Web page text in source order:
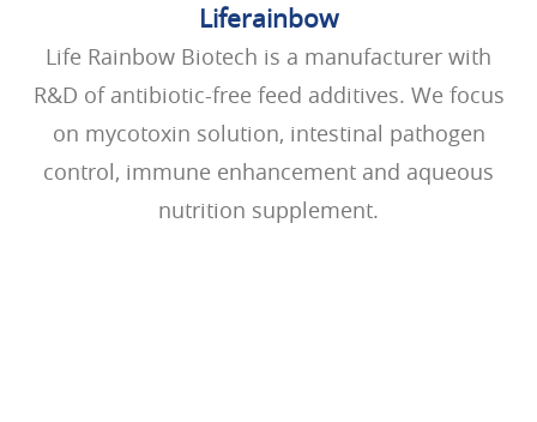
Liferainbow
Life Rainbow Biotech is a manufacturer with
R&D of antibiotic-free feed additives. We focus
on mycotoxin solution, intestinal pathogen
control, immune enhancement and aqueous
nutrition supplement.